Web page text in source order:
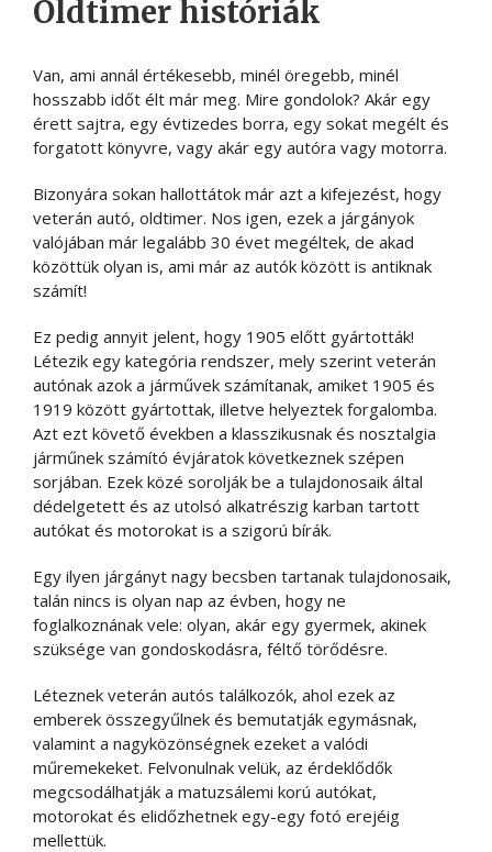
Oldtimer históriák
Van, ami annál értékesebb, minél öregebb, minél
hosszabb időt élt már meg. Mire gondolok? Akár egy
érett sajtra, egy évtizedes borra, egy sokat megélt és
forgatott könyvre, vagy akár egy autóra vagy motorra.
Bizonyára sokan hallottátok már azt a kifejezést, hogy
veterán autó, oldtimer. Nos igen, ezek a járgányok
valójában már legalább 30 évet megéltek, de akad
közöttük olyan is, ami már az autók között is antiknak
számít!
Ez pedig annyit jelent, hogy 1905 előtt gyártották!
Létezik egy kategória rendszer, mely szerint veterán
autónak azok a járművek számítanak, amiket 1905 és
1919 között gyártottak, illetve helyeztek forgalomba.
Azt ezt követő években a klasszikusnak és nosztalgia
járműnek számító évjáratok következnek szépen
sorjában. Ezek közé sorolják be a tulajdonosaik által
dédelgetett és az utolsó alkatrészig karban tartott
autókat és motorokat is a szigorú bírák.
Egy ilyen járgányt nagy becsben tartanak tulajdonosaik,
talán nincs is olyan nap az évben, hogy ne
foglalkoznának vele: olyan, akár egy gyermek, akinek
szüksége van gondoskodásra, féltő törődésre.
Léteznek veterán autós találkozók, ahol ezek az
emberek összegyűlnek és bemutatják egymásnak,
valamint a nagyközönségnek ezeket a valódi
műremekeket. Felvonulnak velük, az érdeklődők
megcsodálhatják a matuzsálemi korú autókat,
motorokat és elidőzhetnek egy-egy fotó erejéig
mellettük.